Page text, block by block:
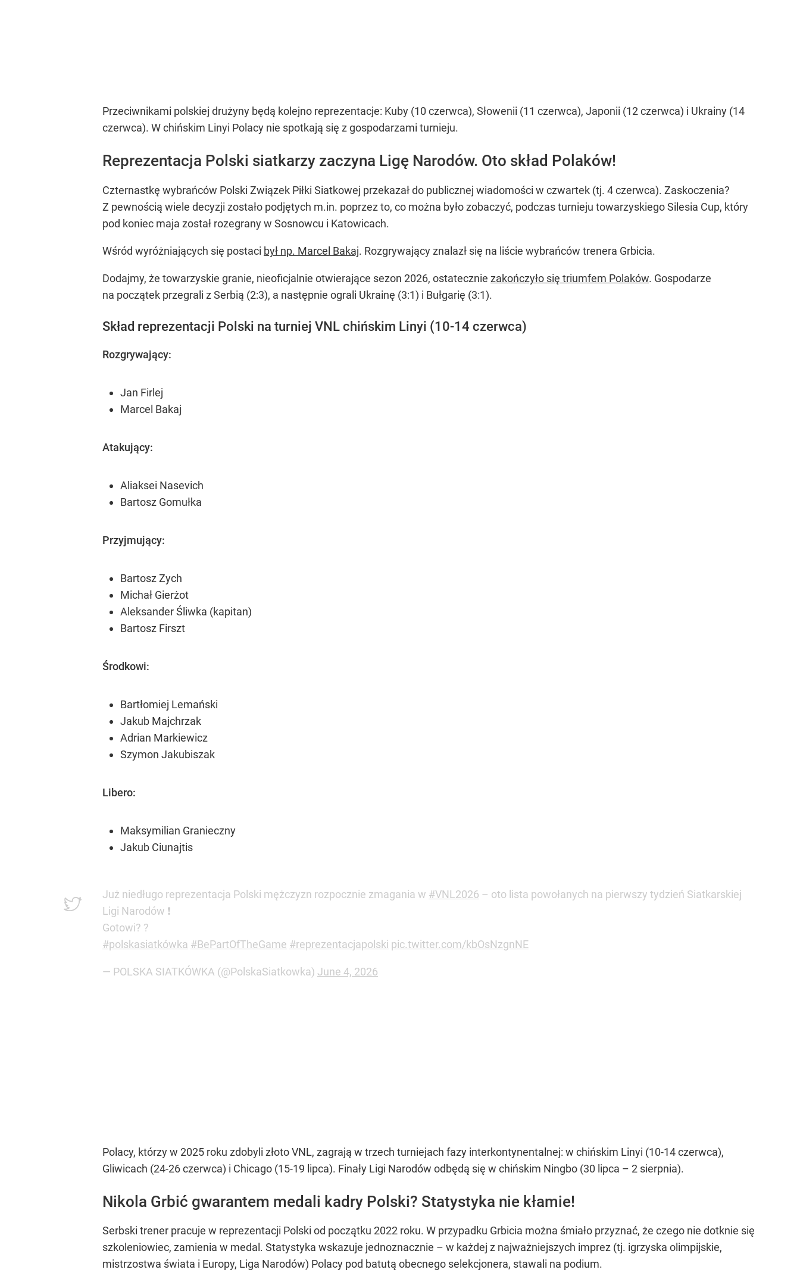
Przeciwnikami polskiej drużyny będą kolejno reprezentacje: Kuby (10 czerwca), Słowenii (11 czerwca), Japonii (12 czerwca) i Ukrainy (14
czerwca). W chińskim Linyi Polacy nie spotkają się z gospodarzami turnieju.
Reprezentacja Polski siatkarzy zaczyna Ligę Narodów. Oto skład Polaków!
Czternastkę wybrańców Polski Związek Piłki Siatkowej przekazał do publicznej wiadomości w czwartek (tj. 4 czerwca). Zaskoczenia?
Z pewnością wiele decyzji zostało podjętych m.in. poprzez to, co można było zobaczyć, podczas turnieju towarzyskiego Silesia Cup, który
pod koniec maja został rozegrany w Sosnowcu i Katowicach.
Wśród wyróżniających się postaci był np. Marcel Bakaj. Rozgrywający znalazł się na liście wybrańców trenera Grbicia.
Dodajmy, że towarzyskie granie, nieoficjalnie otwierające sezon 2026, ostatecznie zakończyło się triumfem Polaków. Gospodarze
na początek przegrali z Serbią (2:3), a następnie ograli Ukrainę (3:1) i Bułgarię (3:1).
Skład reprezentacji Polski na turniej VNL chińskim Linyi (10-14 czerwca)
Rozgrywający:
Jan Firlej
Marcel Bakaj
Atakujący:
Aliaksei Nasevich
Bartosz Gomułka
Przyjmujący:
Bartosz Zych
Michał Gierżot
Aleksander Śliwka (kapitan)
Bartosz Firszt
Środkowi:
Bartłomiej Lemański
Jakub Majchrzak
Adrian Markiewicz
Szymon Jakubiszak
Libero:
Maksymilian Granieczny
Jakub Ciunajtis
Już niedługo reprezentacja Polski mężczyzn rozpocznie zmagania w #VNL2026 – oto lista powołanych na pierwszy tydzień Siatkarskiej
Ligi Narodów ❗️
Gotowi? ?
#polskasiatkówka #BePartOfTheGame #reprezentacjapolski pic.twitter.com/kbOsNzgnNE
— POLSKA SIATKÓWKA (@PolskaSiatkowka) June 4, 2026
Polacy, którzy w 2025 roku zdobyli złoto VNL, zagrają w trzech turniejach fazy interkontynentalnej: w chińskim Linyi (10-14 czerwca),
Gliwicach (24-26 czerwca) i Chicago (15-19 lipca). Finały Ligi Narodów odbędą się w chińskim Ningbo (30 lipca – 2 sierpnia).
Nikola Grbić gwarantem medali kadry Polski? Statystyka nie kłamie!
Serbski trener pracuje w reprezentacji Polski od początku 2022 roku. W przypadku Grbicia można śmiało przyznać, że czego nie dotknie się
szkoleniowiec, zamienia w medal. Statystyka wskazuje jednoznacznie – w każdej z najważniejszych imprez (tj. igrzyska olimpijskie,
mistrzostwa świata i Europy, Liga Narodów) Polacy pod batutą obecnego selekcjonera, stawali na podium.